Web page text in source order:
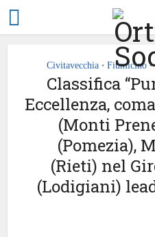
Civitavecchia • Fiumicino •
Classifica
Eccellenza,
(Monti
(Pomezia),
(Rieti) nel
(Lodigiani)